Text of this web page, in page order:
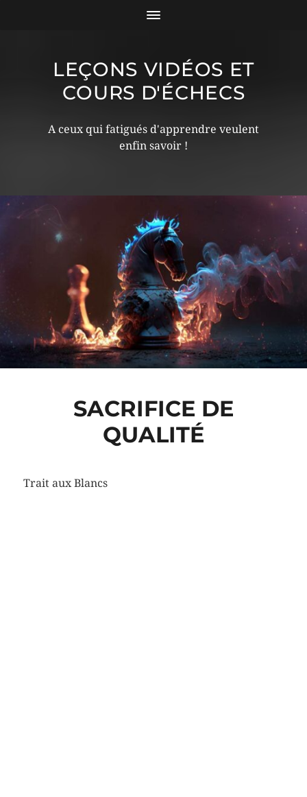
LEÇONS VIDÉOS ET
COURS D'ÉCHECS
A ceux qui fatigués d'apprendre veulent
enfin savoir !
SACRIFICE DE
QUALITÉ
Trait aux Blancs